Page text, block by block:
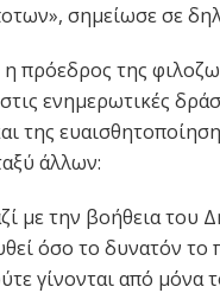
σημείωσε σε
η πρόεδρος της
ενημερωτικές
της
άλλων:
με την βοήθεια του
όσο το δυνατόν
γίνονται από μόνα